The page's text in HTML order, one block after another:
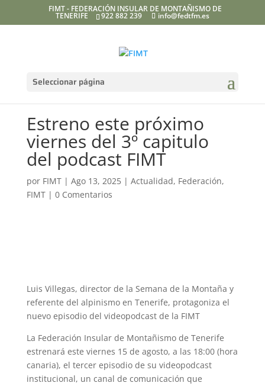
FIMT - FEDERACIÓN INSULAR DE MONTAÑISMO DE
TENERIFE 922 882 239 info@fedtfm.es
Seleccionar página
Estreno este próximo
viernes del 3º capitulo
del podcast FIMT
por FIMT| Ago 13, 2025| Actualidad, Federación,
FIMT| 0 Comentarios
Luis Villegas, director de la Semana de la Montaña y
referente del alpinismo en Tenerife, protagoniza el
nuevo episodio del videopodcast de la FIMT
La Federación Insular de Montañismo de Tenerife
estrenará este viernes 15 de agosto, a las 18:00 (hora
canaria), el tercer episodio de su videopodcast
institucional, un canal de comunicación que